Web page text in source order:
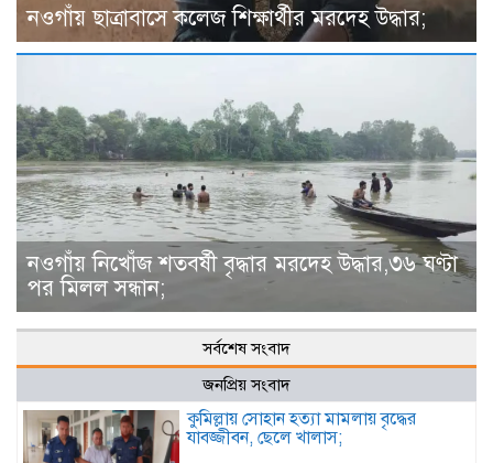
নওগাঁয় ছাত্রাবাসে কলেজ শিক্ষার্থীর মরদেহ উদ্ধার;
নওগাঁয় নিখোঁজ শতবর্ষী বৃদ্ধার মরদেহ উদ্ধার,৩৬ ঘণ্টা
পর মিলল সন্ধান;
সর্বশেষ সংবাদ
জনপ্রিয় সংবাদ
কুমিল্লায় সোহান হত্যা মামলায় বৃদ্ধের
যাবজ্জীবন, ছেলে খালাস;